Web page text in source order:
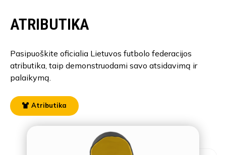
ATRIBUTIKA
Pasipuoškite oficialia Lietuvos futbolo federacijos
atributika, taip demonstruodami savo atsidavimą ir
palaikymą.
Atributika